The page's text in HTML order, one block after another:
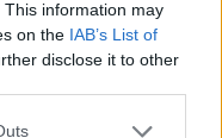
This information may
on the IAB’s List of
disclose it to other